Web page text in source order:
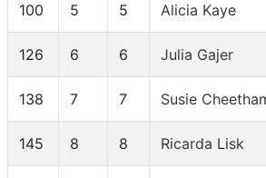
100 5 5 Alicia Kaye
126 6 6 Julia Gajer
138 7 7 Susie
145 8 8 Ricarda Lisk